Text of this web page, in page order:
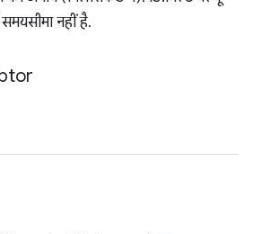
नहीं है.